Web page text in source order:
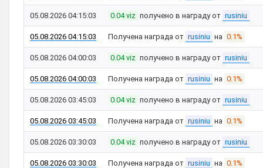
05.08.2026 04:15:03 0.04 viz получено в награду от rusiniu
05.08.2026 04:15:03 Получена награда от rusiniu на 0.1%
05.08.2026 04:00:03 0.04 viz получено в награду от rusiniu
05.08.2026 04:00:03 Получена награда от rusiniu на 0.1%
05.08.2026 03:45:03 0.04 viz получено в награду от rusiniu
05.08.2026 03:45:03 Получена награда от rusiniu на 0.1%
05.08.2026 03:30:03 0.04 viz получено в награду от rusiniu
05.08.2026 03:30:03 Получена награда от rusiniu на 0.1%